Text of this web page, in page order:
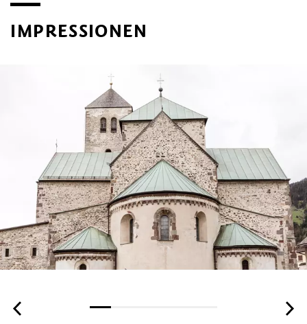
IMPRESSIONEN